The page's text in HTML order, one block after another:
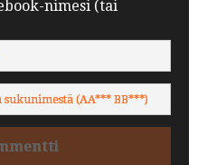
nimesi (tai
(AA*** BB***)